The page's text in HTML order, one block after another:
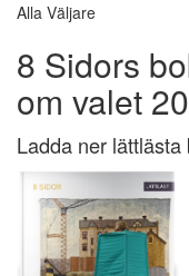
Alla Väljare
8 Sidors
om valet
Ladda ner